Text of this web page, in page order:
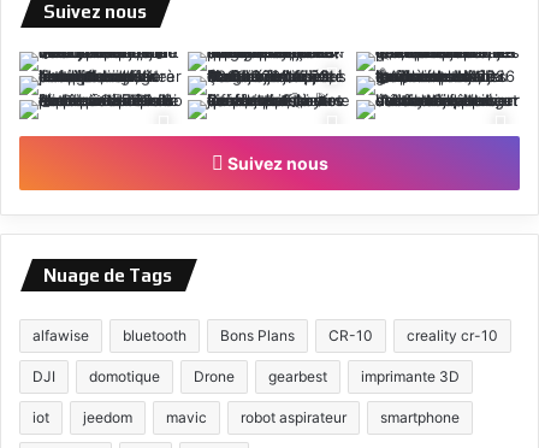
Suivez nous
Suivez nous
Nuage de Tags
alfawise bluetooth Bons Plans CR-10 creality cr-10
DJI domotique Drone gearbest imprimante 3D
iot jeedom mavic robot aspirateur smartphone